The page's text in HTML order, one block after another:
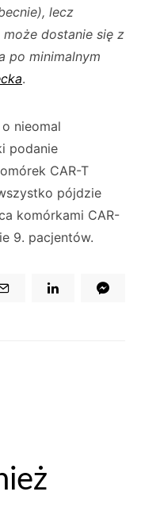
lecz
dostanie się z
po minimalnym
.
o nieomal
podanie
CAR-T
pójdzie
komórkami CAR-
9. pacjentów.